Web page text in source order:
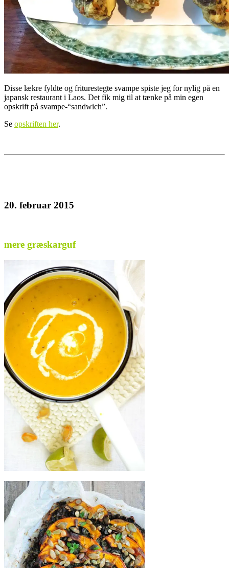
Disse lækre fyldte og friturestegte svampe spiste jeg for nylig på en
japansk restaurant i Laos. Det fik mig til at tænke på min egen
opskrift på svampe-“sandwich”.
Se opskriften her.
20. februar 2015
mere græskarguf